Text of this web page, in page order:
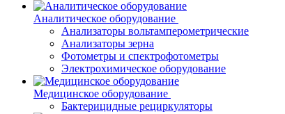
Аналитическое оборудование
Анализаторы вольтамперометрические
Анализаторы зерна
Фотометры и спектрофотометры
Электрохимическое оборудование
Медицинское оборудование
Бактерицидные рециркуляторы